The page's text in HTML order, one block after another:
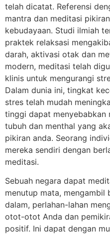
telah dicatat. Referensi
mantra dan meditasi
kebudayaan. Studi ilmiah
praktek relaksasi
darah, aktivasi otak dan
modern, meditasi telah
klinis untuk mengurangi
Dalam dunia ini, tingkat
stres telah mudah
tinggi dapat menyebabkan
tubuh dan menthal yang
pikiran anda. Seorang
mereka sendiri dengan
meditasi.
Sebuah negara dapat
menutup mata, mengambil
dalam, perlahan-lahan
otot-otot Anda dan
positif. Ini dapat dengan